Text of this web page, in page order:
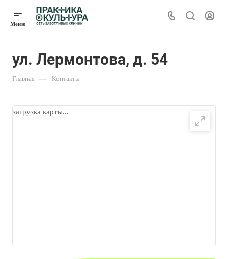
ул. Лермонтова, д. 54
Главная — Контакты
загрузка карты...